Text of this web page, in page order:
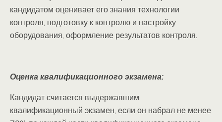
кандидатом оценивает его знания технологии
контроля, подготовку к контролю и настройку
оборудования, оформление результатов контроля.
Оценка квалификационного экзамена:
Кандидат считается выдержавшим
квалификационный экзамен, если он набрал не менее